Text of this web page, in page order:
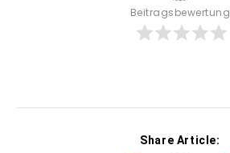
Beitragsbewertung
Share Article: